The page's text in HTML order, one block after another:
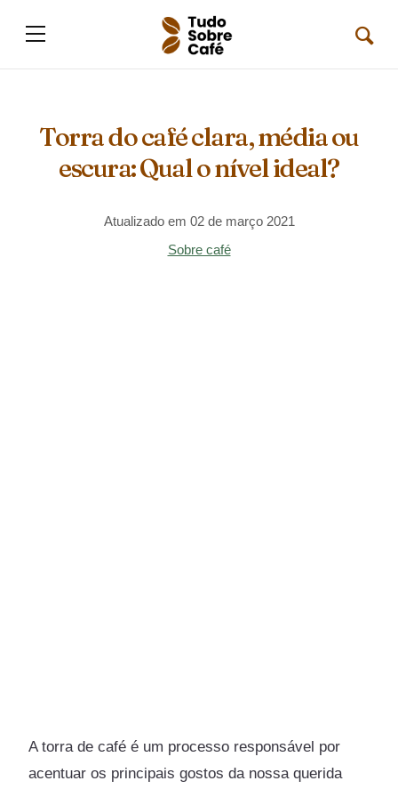
Torra do café clara, média ou
escura: Qual o nível ideal?
Atualizado em 02 de março 2021
Sobre café
A torra de café é um processo responsável por
acentuar os principais gostos da nossa querida